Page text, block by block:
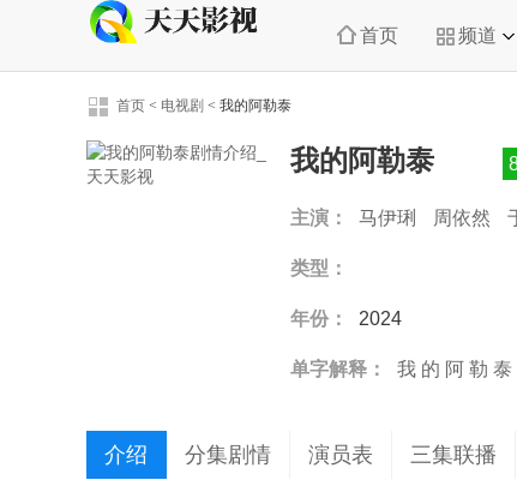
首页 频道
首页 < 电视剧 < 我的阿勒泰
我的阿勒泰
主演： 马伊琍 周依然
类型：
年份： 2024
单字解释： 我 的 阿 勒 泰
介绍 分集剧情 演员表 三集联播